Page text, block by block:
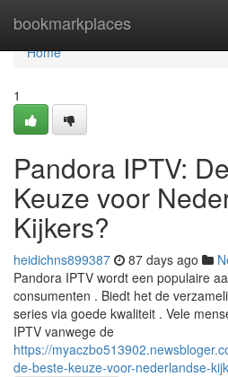
bookmarkplaces
Home
Home
1
Pandora IPTV:
Keuze voor
Kijkers?
heidichns899387 87 days ago
Pandora IPTV wordt een populaire
consumenten . Biedt het de
series via goede kwaliteit . Vele
IPTV vanwege de
https://
de-beste-keuze-voor-nederlandse-